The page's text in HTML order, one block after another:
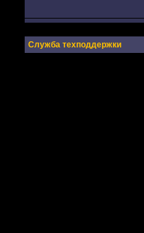
Служба техподдержки